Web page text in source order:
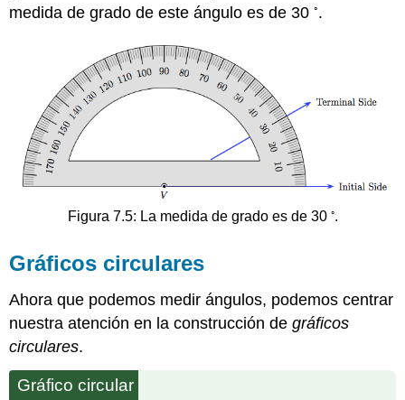
medida de grado de este ángulo es de 30◦.
Figura 7.5: La medida de grado es de 30 ◦.
Gráficos circulares
Ahora que podemos medir ángulos, podemos centrar
nuestra atención en la construcción degráficos
circulares.
Gráfico circular